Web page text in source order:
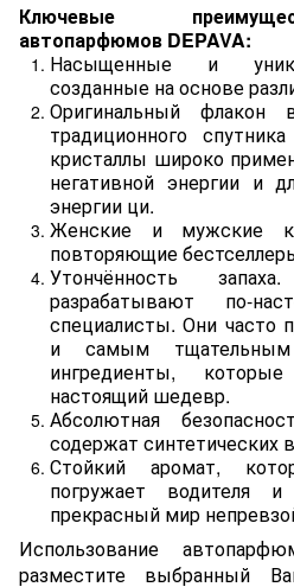
Ключевые
автопарфюмов DEPAVA:
Насыщенные и
созданные на основе
Оригинальный
традиционного
кристаллы широко
негативной энергии и
энергии ци.
Женские и мужские
повторяющие
Утончённость
разрабатывают по-
специалисты. Они часто
и самым
ингредиенты,
настоящий шедевр.
Абсолютная
содержат синтетических
Стойкий аромат,
погружает водителя
прекрасный мир
Использование
разместите выбранный